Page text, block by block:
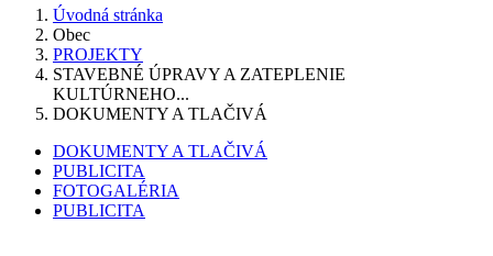
Úvodná stránka
Obec
PROJEKTY
STAVEBNÉ ÚPRAVY A ZATEPLENIE
KULTÚRNEHO...
DOKUMENTY A TLAČIVÁ
DOKUMENTY A TLAČIVÁ
PUBLICITA
FOTOGALÉRIA
PUBLICITA